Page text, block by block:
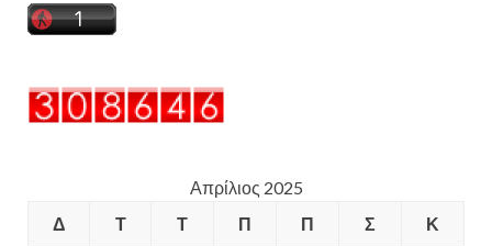
Απρίλιος 2025
Δ
Τ Τ Π Π Σ Κ